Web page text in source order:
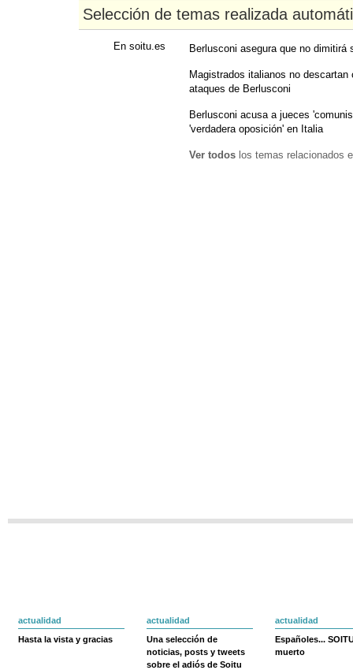
Selección de temas realizada
En soitu.es Berlusconi asegura que no dimitirá
Magistrados italianos no
ataques de Berlusconi
Berlusconi acusa a jueces
'verdadera oposición' en Italia
Ver todos los temas relacionados
actualidad
Hasta la vista y gracias
actualidad
Una selección de
noticias, posts y tweets
sobre el adiós de Soitu
actualidad
Españoles...
muerto